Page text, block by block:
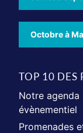
Octobre à
TOP 10 DES
Notre agenda
évènementiel
Promenades